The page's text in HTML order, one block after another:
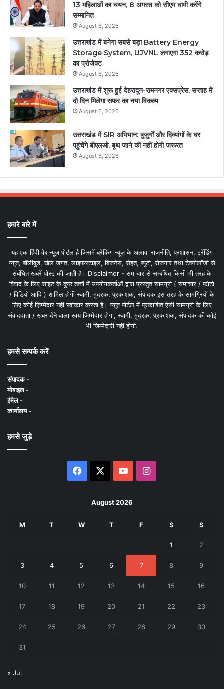
13 महिलाओं का चयन, 8 अगस्त को सीएम धामी करेंगे
सम्मानित
August 6, 2026
उत्तराखंड में बनेगा सबसे बड़ा Battery Energy
Storage System, UJVNL लगाएगा 352 करोड़
का प्रोजेक्ट
August 6, 2026
उत्तराखंड में शुरू हुई देहरादून-रामनगर एक्सप्रेस, सप्ताह में
दो दिन मिलेगा सफर का नया विकल्प
August 6, 2026
उत्तराखंड में SIR अभियान: बुजुर्गों और दिव्यांगों के घर
पहुंचेंगे बीएलओ, बूथ जाने की नहीं होगी जरूरत
August 6, 2026
हमारे बारे में
यह एक हिंदी वेब न्यूज़ पोर्टल है जिसमें ब्रेकिंग न्यूज़ के अलावा राजनीति, प्रशासन, ट्रेंडिंग
न्यूज, बॉलीवुड, खेल जगत, लाइफस्टाइल, बिजनेस, सेहत, ब्यूटी, रोजगार तथा टेक्नोलॉजी से
संबंधित खबरें पोस्ट की जाती है। Disclaimer - समाचार से सम्बंधित किसी भी तरह के
विवाद के लिए साइट के कुछ तत्वों में उपयोगकर्ताओं द्वारा प्रस्तुत सामग्री ( समाचार / फोटो
/ विडियो आदि ) शामिल होगी स्वामी, मुद्रक, प्रकाशक, संपादक इस तरह के सामग्रियों के
लिए कोई ज़िम्मेदार नहीं स्वीकार करता है। न्यूज़ पोर्टल में प्रकाशित ऐसी सामग्री के लिए
संवाददाता / खबर देने वाला स्वयं जिम्मेदार होगा, स्वामी, मुद्रक, प्रकाशक, संपादक की कोई
भी जिम्मेदारी नहीं होगी.
हमसे सम्पर्क करें
संपादक -
मोबाइल -
ईमेल -
कार्यालय -
हमसे जुड़े
Facebook YouTubeInstagram
August 2026
M T W T F S S
1 2
3 4 5 6 7 8 9
10 11 12 13 14 15 16
17 18 19 20 21 22 23
24 25 26 27 28 29 30
31
« Jul